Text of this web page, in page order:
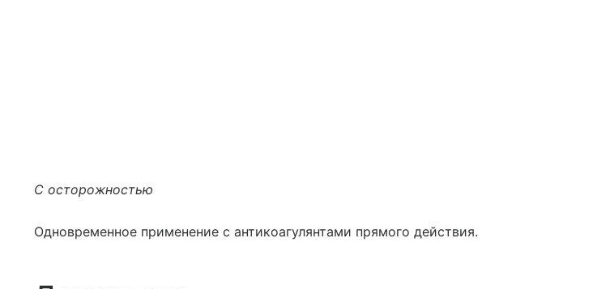
С осторожностью
Одновременное применение с антикоагулянтами прямого действия.